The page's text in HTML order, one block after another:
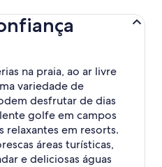
na praia, ao ar livre
variedade de
desfrutar de dias
golfe em campos
relaxantes em resorts.
áreas turísticas,
e deliciosas águas